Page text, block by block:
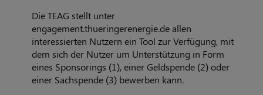
Die TEAG stellt unter
engagement.thueringerenergie.de allen
interessierten Nutzern ein Tool zur Verfügung, mit
dem sich der Nutzer um Unterstützung in Form
eines Sponsorings (1), einer Geldspende (2) oder
einer Sachspende (3) bewerben kann.